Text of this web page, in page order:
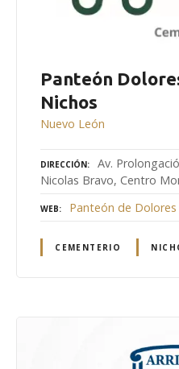
Panteón
Nichos
Nuevo León
DIRECCIÓN
Av.
Nicolas Bravo, Centro
WEB Panteón de Dolores
CEMENTERIO